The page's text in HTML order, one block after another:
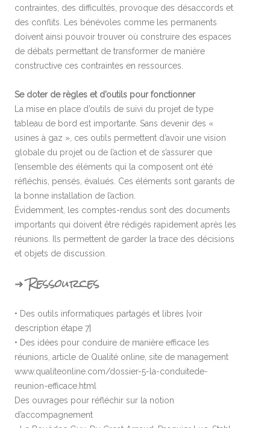
contraintes, des difficultés, provoque des désaccords et
des conflits. Les bénévoles comme les permanents
doivent ainsi pouvoir trouver où construire des espaces
de débats permettant de transformer de manière
constructive ces contraintes en ressources.
Se doter de règles et d’outils pour fonctionner
La mise en place d’outils de suivi du projet de type
tableau de bord est importante. Sans devenir des «
usines à gaz », ces outils permettent d’avoir une vision
globale du projet ou de l’action et de s’assurer que
l’ensemble des éléments qui la composent ont été
réfléchis, pensés, évalués. Ces éléments sont garants de
la bonne installation de l’action.
Évidemment, les comptes-rendus sont des documents
importants qui doivent être rédigés rapidement après les
réunions. Ils permettent de garder la trace des décisions
et objets de discussion.
➜ Ressources
• Des outils informatiques partagés et libres [voir
description étape 7]
• Des idées pour conduire de manière efficace les
réunions, article de Qualité online, site de management
www.qualiteonline.com/dossier-5-la-conduitede-
reunion-efficace.html
Des ouvrages pour réfléchir sur la notion
d’accompagnement